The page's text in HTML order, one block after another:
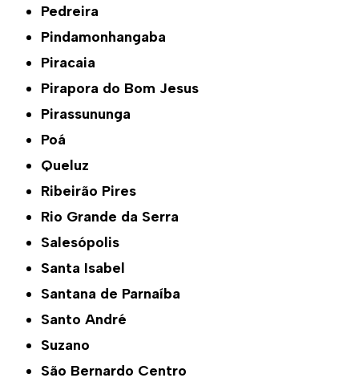
Pedreira
Pindamonhangaba
Piracaia
Pirapora do Bom Jesus
Pirassununga
Poá
Queluz
Ribeirão Pires
Rio Grande da Serra
Salesópolis
Santa Isabel
Santana de Parnaíba
Santo André
Suzano
São Bernardo Centro